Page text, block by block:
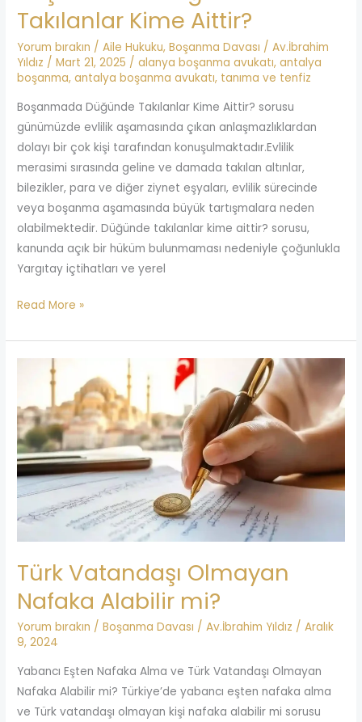
Takılanlar Kime Aittir?
Yorum bırakın /Aile Hukuku,Boşanma Davası /Av.İbrahim
Yıldız /Mart 21, 2025 /alanya boşanma avukatı,antalya
boşanma,antalya boşanma avukatı, tanıma ve tenfiz
Boşanmada Düğünde Takılanlar Kime Aittir? sorusu
günümüzde evlilik aşamasında çıkan anlaşmazlıklardan
dolayı bir çok kişi tarafından konuşulmaktadır.Evlilik
merasimi sırasında geline ve damada takılan altınlar,
bilezikler, para ve diğer ziynet eşyaları, evlilik sürecinde
veya boşanma aşamasında büyük tartışmalara neden
olabilmektedir. Düğünde takılanlar kime aittir? sorusu,
kanunda açık bir hüküm bulunmaması nedeniyle çoğunlukla
Yargıtay içtihatları ve yerel
Read More »
Türk Vatandaşı Olmayan
Nafaka Alabilir mi?
Yorum bırakın /Boşanma Davası /Av.İbrahim Yıldız /Aralık
9, 2024
Yabancı Eşten Nafaka Alma ve Türk Vatandaşı Olmayan
Nafaka Alabilir mi? Türkiye’de yabancı eşten nafaka alma
ve Türk vatandaşı olmayan kişi nafaka alabilir mi sorusu
Vatandaşı
Olmayan
Nafaka
Alabilir
mi?